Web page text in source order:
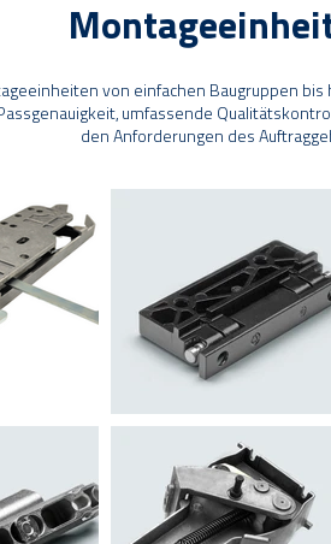
von einfachen Baugruppen
umfassende
den Anforderungen des